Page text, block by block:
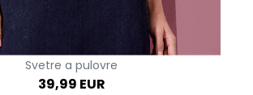
Svetre a pulovre
39,99 EUR